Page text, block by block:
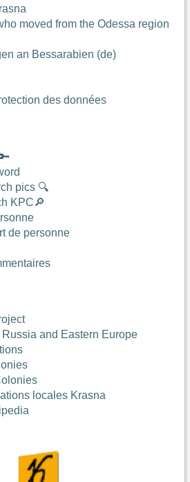
moved from the Odessa region
an Bessarabien (de)
des données
pics 🔍
KPC🔎
de personne
and Eastern Europe
locales Krasna